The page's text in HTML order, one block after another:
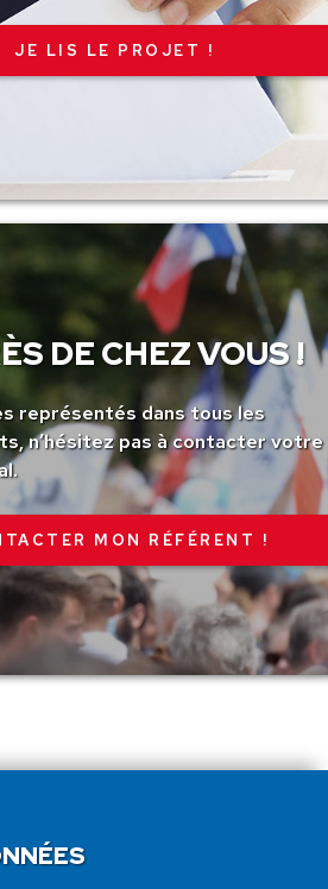
JE LIS LE PROJET !
DE CHEZ VOUS !
représentés dans tous les
n’hésitez pas à contacter votre
MON RÉFÉRENT !